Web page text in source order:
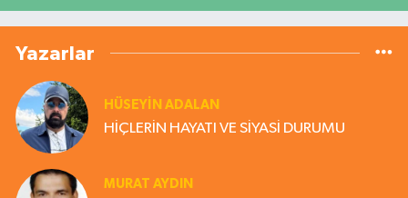
Yazarlar
HÜSEYIN ADALAN
HİÇLERİN HAYATI VE SİYASİ DURUMU
MURAT AYDIN